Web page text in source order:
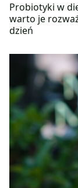
Probiotyki w
warto je
dzień